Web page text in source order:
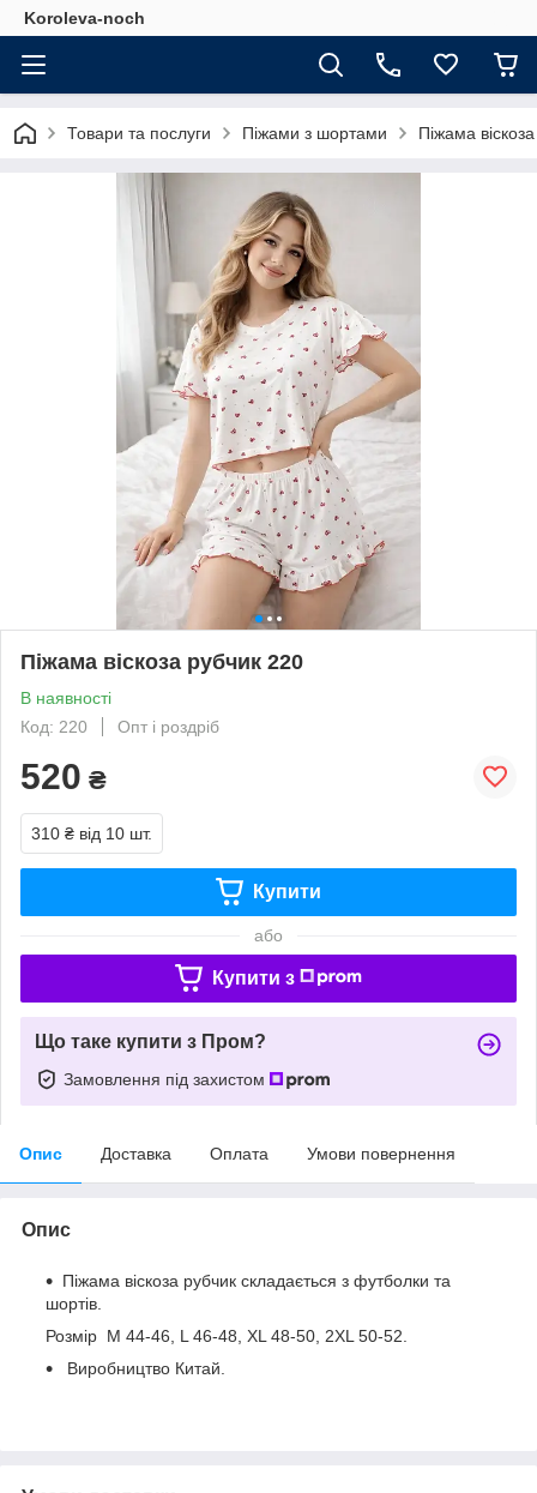
Koroleva-noch
Товари та послуги Піжами з шортами Піжама
Піжама віскоза рубчик 220
В наявності
Код: 220
Опт і роздріб
520 ₴
310 ₴ від 10 шт.
Купити
або
Купити з
Що таке купити з Пром?
Замовлення під захистом
Опис Доставка Оплата Умови повернення
Опис
Піжама віскоза рубчик складається з футболки та
шортів.
Розмір M 44-46, L 46-48, XL 48-50, 2XL 50-52.
Виробництво Китай.